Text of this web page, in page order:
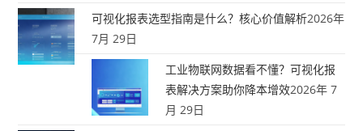
可视化报表选型指南是什么？核心价值解析2026年
7月 29日
工业物联网数据看不懂？可视化报
表解决方案助你降本增效2026年 7
月 29日